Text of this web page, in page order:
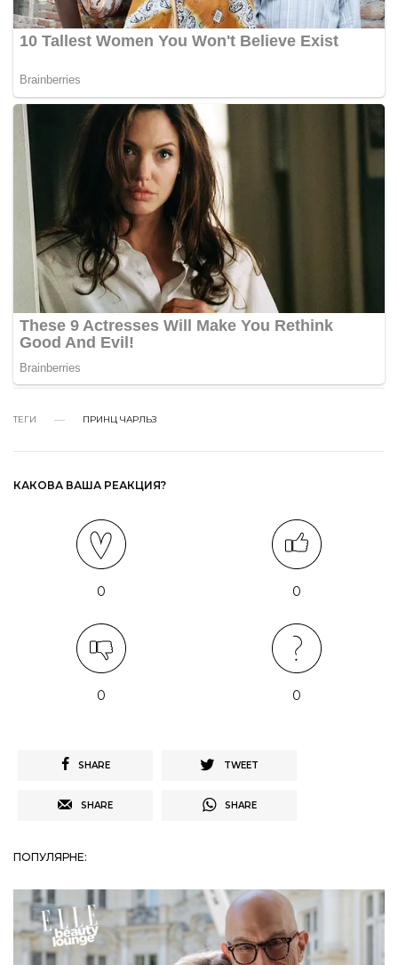
ТЕГИ ПРИНЦ ЧАРЛЬЗ
КАКОВА ВАША РЕАКЦИЯ?
0 0
0 0
SHARE TWEET
SHARE SHARE
ПОПУЛЯРНЕ: